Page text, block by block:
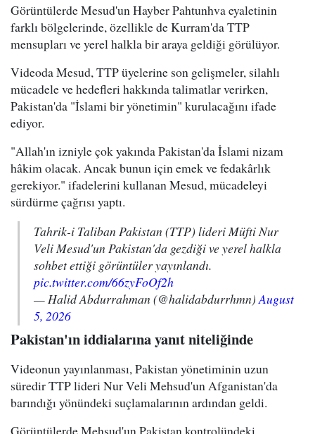
Görüntülerde Mesud'un Hayber Pahtunhva eyaletinin
farklı bölgelerinde, özellikle de Kurram'da TTP
mensupları ve yerel halkla bir araya geldiği görülüyor.
Videoda Mesud, TTP üyelerine son gelişmeler, silahlı
mücadele ve hedefleri hakkında talimatlar verirken,
Pakistan'da "İslami bir yönetimin" kurulacağını ifade
ediyor.
"Allah'ın izniyle çok yakında Pakistan'da İslami nizam
hâkim olacak. Ancak bunun için emek ve fedakârlık
gerekiyor." ifadelerini kullanan Mesud, mücadeleyi
sürdürme çağrısı yaptı.
Tahrik-i Taliban Pakistan (TTP) lideri Müfti Nur
Veli Mesud'un Pakistan'da gezdiği ve yerel halkla
sohbet ettiği görüntüler yayınlandı.
pic.twitter.com/66zyFoOf2h
— Halid Abdurrahman (@halidabdurrhmn)August
5, 2026
Pakistan'ın iddialarına yanıt niteliğinde
Videonun yayınlanması, Pakistan yönetiminin uzun
süredir TTP lideri Nur Veli Mehsud'un Afganistan'da
barındığı yönündeki suçlamalarının ardından geldi.
Görüntülerde Mehsud'un Pakistan kontrolündeki